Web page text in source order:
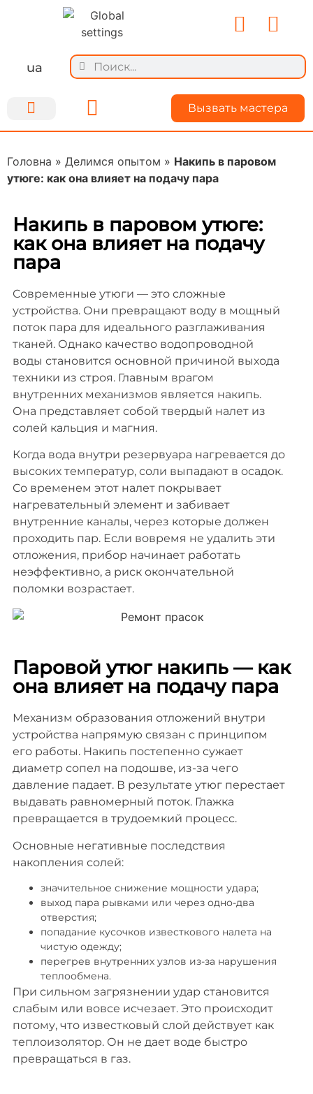
ua
Вызвать мастера
Головна » Делимся опытом » Накипь в паровом
утюге: как она влияет на подачу пара
Накипь в паровом утюге:
как она влияет на подачу
пара
Современные утюги — это сложные
устройства. Они превращают воду в мощный
поток пара для идеального разглаживания
тканей. Однако качество водопроводной
воды становится основной причиной выхода
техники из строя. Главным врагом
внутренних механизмов является накипь.
Она представляет собой твердый налет из
солей кальция и магния.
Когда вода внутри резервуара нагревается до
высоких температур, соли выпадают в осадок.
Со временем этот налет покрывает
нагревательный элемент и забивает
внутренние каналы, через которые должен
проходить пар. Если вовремя не удалить эти
отложения, прибор начинает работать
неэффективно, а риск окончательной
поломки возрастает.
Паровой утюг накипь — как
она влияет на подачу пара
Механизм образования отложений внутри
устройства напрямую связан с принципом
его работы. Накипь постепенно сужает
диаметр сопел на подошве, из-за чего
давление падает. В результате утюг перестает
выдавать равномерный поток. Глажка
превращается в трудоемкий процесс.
Основные негативные последствия
накопления солей:
значительное снижение мощности удара;
выход пара рывками или через одно-два
отверстия;
попадание кусочков известкового налета на
чистую одежду;
перегрев внутренних узлов из-за нарушения
теплообмена.
При сильном загрязнении удар становится
слабым или вовсе исчезает. Это происходит
потому, что известковый слой действует как
теплоизолятор. Он не дает воде быстро
превращаться в газ.